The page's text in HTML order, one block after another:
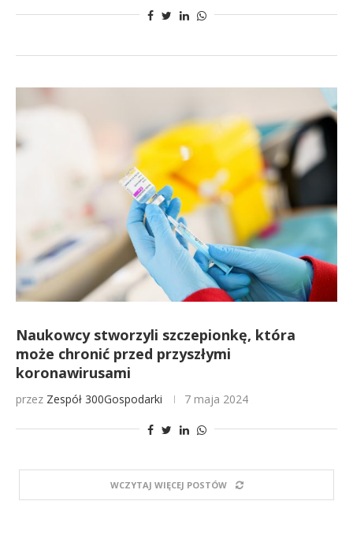
Naukowcy stworzyli szczepionkę, która
może chronić przed przyszłymi
koronawirusami
przez Zespół 300Gospodarki 7 maja 2024
WCZYTAJ WIĘCEJ POSTÓW